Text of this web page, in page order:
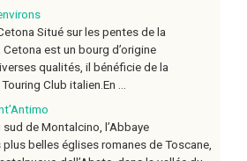
Situé sur les pentes de la
est un bourg d’origine
qualités, il bénéficie de la
Club italien.En ...
sud de Montalcino, l’Abbaye
plus belles églises romanes de Toscane,